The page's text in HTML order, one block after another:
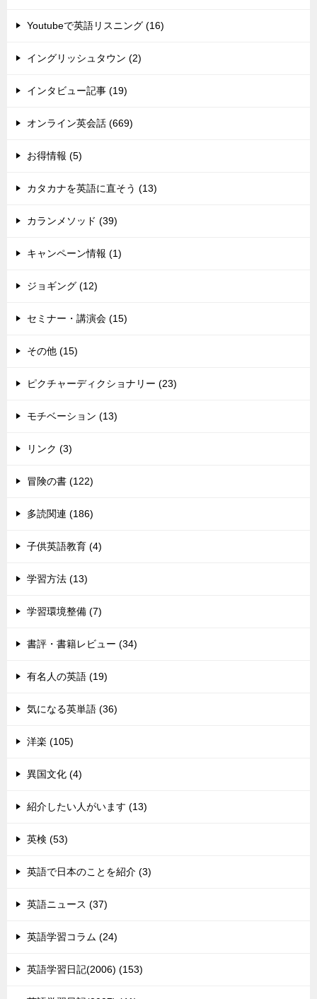
Youtubeで英語リスニング (16)
イングリッシュタウン (2)
インタビュー記事 (19)
オンライン英会話 (669)
お得情報 (5)
カタカナを英語に直そう (13)
カランメソッド (39)
キャンペーン情報 (1)
ジョギング (12)
セミナー・講演会 (15)
その他 (15)
ピクチャーディクショナリー (23)
モチベーション (13)
リンク (3)
冒険の書 (122)
多読関連 (186)
子供英語教育 (4)
学習方法 (13)
学習環境整備 (7)
書評・書籍レビュー (34)
有名人の英語 (19)
気になる英単語 (36)
洋楽 (105)
異国文化 (4)
紹介したい人がいます (13)
英検 (53)
英語で日本のことを紹介 (3)
英語ニュース (37)
英語学習コラム (24)
英語学習日記(2006) (153)